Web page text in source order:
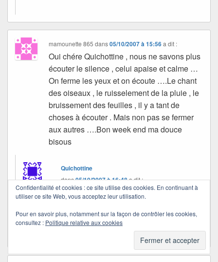
mamounette 865 dans05/10/2007 à 15:56 a dit :
Oui chére Quichottine , nous ne savons plus
écouter le silence , celui apaise et calme …
On ferme les yeux et on écoute ….Le chant
des oiseaux , le ruisselement de la pluie , le
bruissement des feuilles , il y a tant de
choses à écouter . Mais non pas se fermer
aux autres ….Bon week end ma douce
bisous
Quichottine
dans05/10/2007 à 16:48a dit :
aussi…
Confidentialité et cookies : ce site utilise des cookies. En continuant à
utiliser ce site Web, vous acceptez leur utilisation.
Pour en savoir plus, notamment sur la façon de contrôler les cookies,
consultez : Politique relative aux cookies